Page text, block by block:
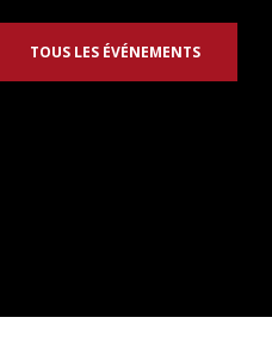
TOUS LES ÉVÉNEMENTS